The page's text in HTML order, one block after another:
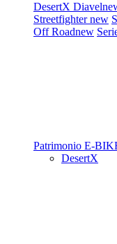
DesertX Diavel
Streetfighternew
Off Roadnew
Patrimonio E-
DesertX